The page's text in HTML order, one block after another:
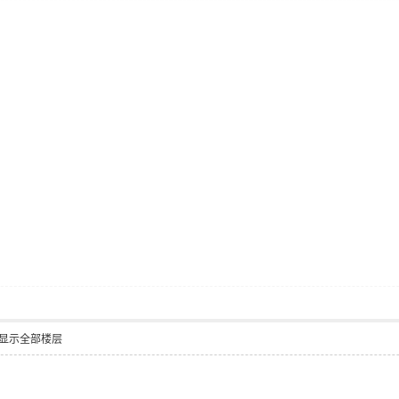
示全部楼层